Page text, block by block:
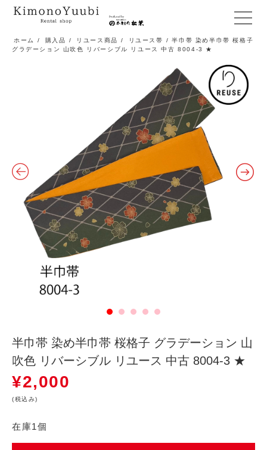
メ
ニ
ー
開
閉
ホーム / 購入品 / リユース商品 / リユース帯
/ 半巾帯 染め半巾帯 桜格子
グラデーション 山吹色 リバーシブル リユース 中古 8004-3 ★
半巾帯 染め半巾帯 桜格子 グラデーション 山
吹色 リバーシブル リユース 中古 8004-3 ★
¥2,000
(税込み)
在庫1個